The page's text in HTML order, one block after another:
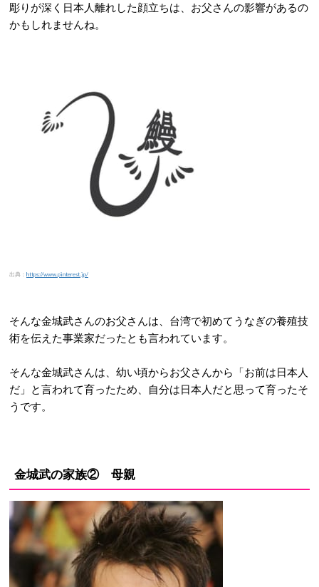
彫りが深く日本人離れした顔立ちは、お父さんの影響があるの
かもしれませんね。
出典： https://www.pinterest.jp/
そんな金城武さんのお父さんは、台湾で初めてうなぎの養殖技
術を伝えた事業家だったとも言われています。
そんな金城武さんは、幼い頃からお父さんから「お前は日本人
だ」と言われて育ったため、自分は日本人だと思って育ったそ
うです。
金城武の家族② 母親